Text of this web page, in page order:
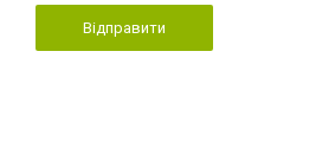
Відправити